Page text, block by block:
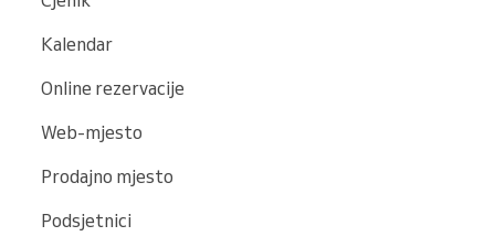
Kalendar
Online rezervacije
Web-mjesto
Prodajno mjesto
Podsjetnici